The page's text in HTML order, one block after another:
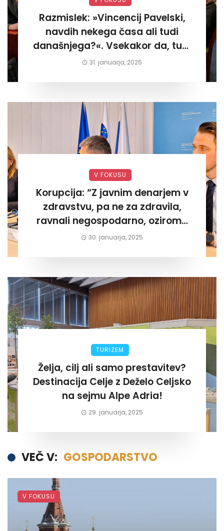
Razmislek: »Vincencij Pavelski,
navdih nekega časa ali tudi
današnjega?«. Vsekakor da, tudi
današnjega«
31. januarja, 2025
V FOKUSU
Korupcija: “Z javnim denarjem v
zdravstvu, pa ne za zdravila,
ravnali negospodarno, oziroma
za lastni žep. Tokrat na Žalskem«
30. januarja, 2025
TURIZEM
Želja, cilj ali samo prestavitev?
Destinacija Celje z Deželo Celjsko
na sejmu Alpe Adria!
29. januarja, 2025
VEČ V: GOSPODARSTVO
V FOKUSU